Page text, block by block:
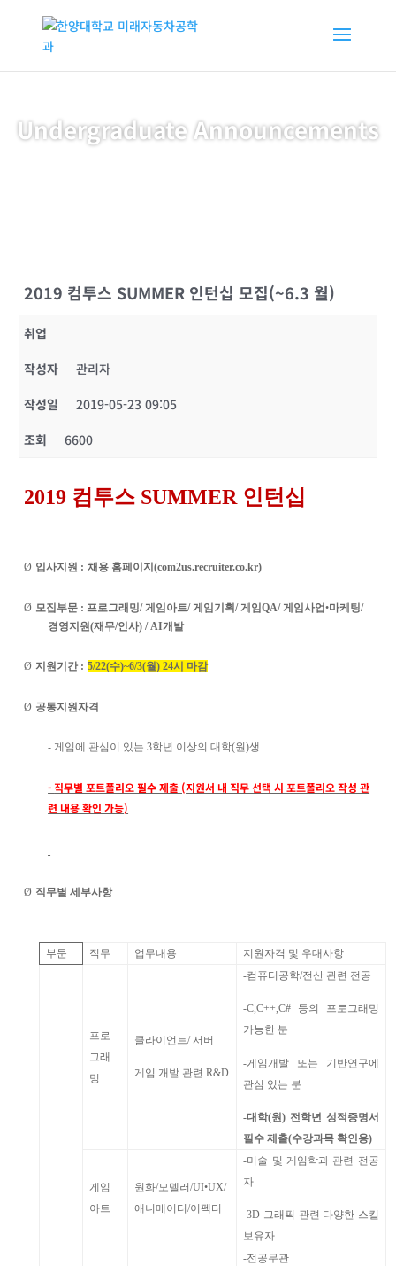
Undergraduate Announcements
2019 컴투스 SUMMER 인턴십 모집(~6.3 월)
취업
작성자
관리자
작성일
2019-05-23 09:05
조회
6600
2019 컴투스 SUMMER 인턴십
Ø 입사지원 : 채용 홈페이지(com2us.recruiter.co.kr)
Ø 모집부문 : 프로그래밍/게임아트/게임기획/게임QA/게임사업•마케팅/
경영지원(재무/인사) / AI개발
Ø 지원기간 : 5/22(수)~6/3(월) 24시 마감
Ø 공통지원자격
-게임에 관심이 있는3학년 이상의 대학(원)생
-직무별 포트폴리오 필수 제출 (지원서 내 직무 선택 시 포트폴리오 작성 관
련 내용 확인 가능)
Ø 직무별 세부사항
부문 직무 업무내용 지원자격 및 우대사항
프로
그래
밍
클라이언트/ 서버
게임 개발 관련 R&D
-컴퓨터공학/전산 관련 전공
-C,C++,C# 등의 프로그래밍
가능한 분
-게임개발 또는 기반연구에
관심 있는 분
-대학(원) 전학년 성적증명서
필수 제출(수강과목 확인용)
게임
아트
원화/모델러/UI•UX/
애니메이터/이펙터
-미술 및 게임학과 관련 전공
자
-3D 그래픽 관련 다양한 스킬
보유자
-전공무관